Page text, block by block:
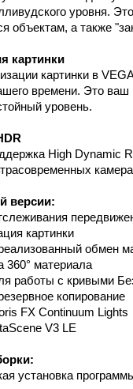
уровня.
а также
картинки
картинки в
времени. Это
уровень.
High Dynamic
версии:
картинки
обмен
360° материала
работы с кривыми
копирование
FX Continuum Lights
V3 LE
установка